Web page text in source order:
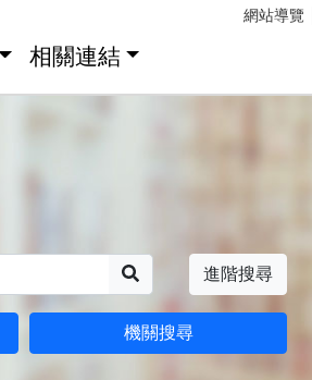
網站導覽
相關連結
進階搜尋
機關搜尋